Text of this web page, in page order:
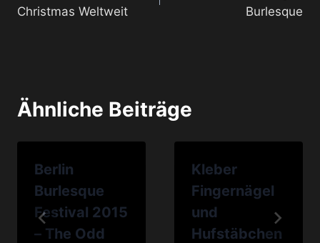
Christmas Weltweit
Burlesque
Ähnliche Beiträge
Berlin
Burlesque
Festival 2015
– The Odd
Kleber
Fingernägel
und
Hufstäbchen